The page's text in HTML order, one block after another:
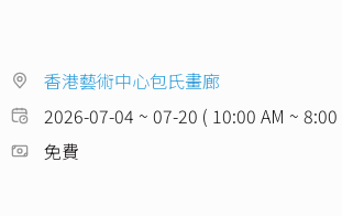
香港藝術中心包氏畫廊
2026-07-04 ~ 07-20 ( 10:00 AM ~ 8:00
免費